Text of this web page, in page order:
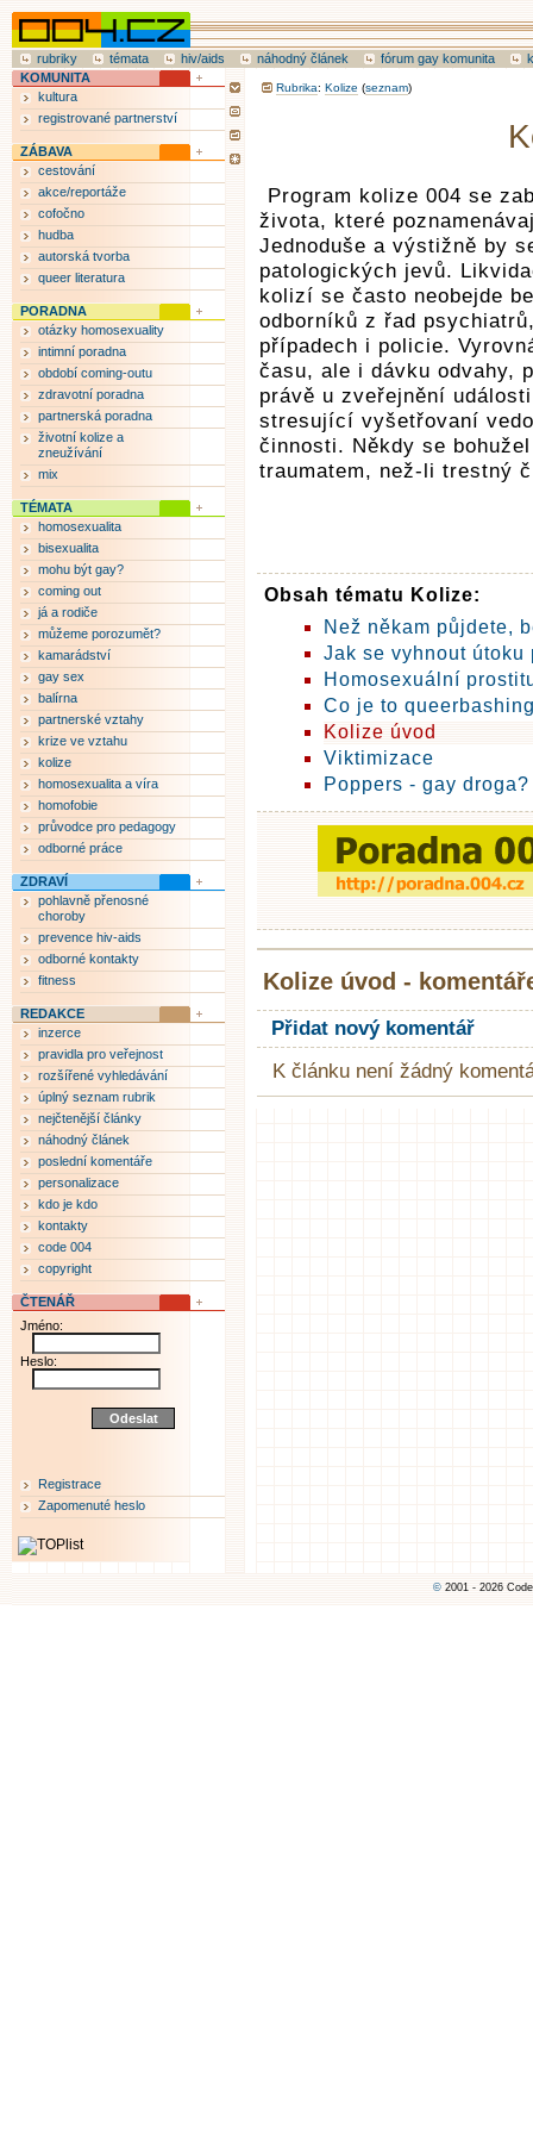
rubriky témata hiv/aids náhodný článek fórum gay komunita
Rubrika: Kolize (seznam)
Program kolize 004 se
života, které
Jednoduše a výstižně by
patologických jevů.
kolizí se často neobejde
odborníků z řad
případech i policie.
času, ale i dávku odvahy,
právě u zveřejnění
stresující vyšetřovaní
činnosti. Někdy se
traumatem, než-li trestný
Obsah tématu Kolize:
Než někam půjdete,
Jak se vyhnout
Homosexuální
Co je to
Kolize úvod
Viktimizace
Poppers - gay droga?
Kolize úvod -
Přidat nový komentář
K článku není žádný
KOMUNITA
kultura
registrované partnerství
ZÁBAVA
cestování
akce/reportáže
cofočno
hudba
autorská tvorba
queer literatura
PORADNA
otázky homosexuality
intimní poradna
období coming-outu
zdravotní poradna
partnerská poradna
životní kolize a
zneužívání
mix
TÉMATA
homosexualita
bisexualita
mohu být gay?
coming out
já a rodiče
můžeme porozumět?
kamarádství
gay sex
balírna
partnerské vztahy
krize ve vztahu
kolize
homosexualita a víra
homofobie
průvodce pro pedagogy
odborné práce
ZDRAVÍ
pohlavně přenosné
choroby
prevence hiv-aids
odborné kontakty
fitness
REDAKCE
inzerce
pravidla pro veřejnost
rozšířené vyhledávání
úplný seznam rubrik
nejčtenější články
náhodný článek
poslední komentáře
personalizace
kdo je kdo
kontakty
code 004
copyright
ČTENÁŘ
Jméno:
Heslo:
Registrace
Zapomenuté heslo
© 2001 - 2026